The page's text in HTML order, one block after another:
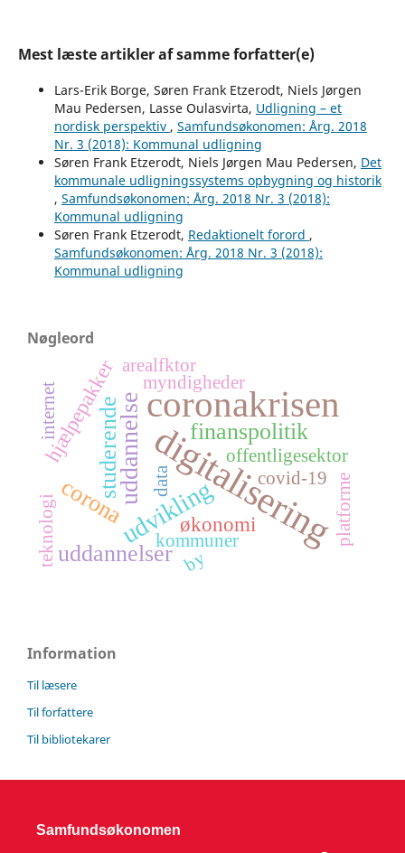
Mest læste artikler af samme forfatter(e)
Lars-Erik Borge, Søren Frank Etzerodt, Niels Jørgen
Mau Pedersen, Lasse Oulasvirta, Udligning – et
nordisk perspektiv , Samfundsøkonomen: Årg. 2018
Nr. 3 (2018): Kommunal udligning
Søren Frank Etzerodt, Niels Jørgen Mau Pedersen, Det
kommunale udligningssystems opbygning og historik
, Samfundsøkonomen: Årg. 2018 Nr. 3 (2018):
Kommunal udligning
Søren Frank Etzerodt, Redaktionelt forord ,
Samfundsøkonomen: Årg. 2018 Nr. 3 (2018):
Kommunal udligning
Nøgleord
digitalisering
coronakrisen
udvikling
uddannelse
studerende
uddannelser
finanspolitik
corona
hjælpepakker
økonomi
myndigheder
offentligesektor
data platforme
teknologi kommuner
internet
covid-19
by
arealfktor
Information
Til læsere
Til forfattere
Til bibliotekarer
Samfundsøkonomen